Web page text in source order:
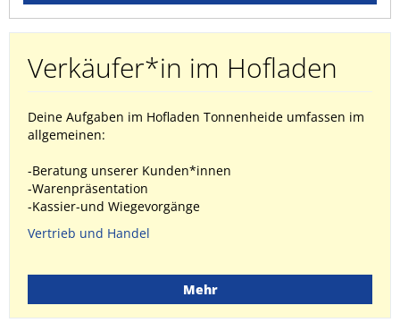
Verkäufer*in im Hofladen
Deine Aufgaben im Hofladen Tonnenheide umfassen im
allgemeinen:
-Beratung unserer Kunden*innen
-Warenpräsentation
-Kassier-und Wiegevorgänge
Vertrieb und Handel
Mehr